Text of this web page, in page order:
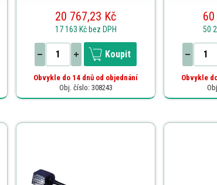
20 767,23 Kč
17 163 Kč bez DPH
Koupit
Obvykle do 14 dnů od objednání
Obj. číslo: 308243
50
Obvykle